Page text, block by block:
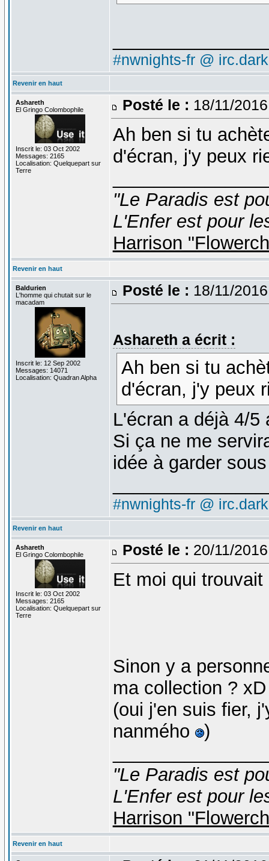
#nwnights-fr @
Revenir en haut
Ashareth
El Gringo Colombophile
Inscrit le: 03 Oct 2002
Messages: 2165
Localisation: Quelquepart sur
Terre
Posté le : 18/11/
Ah ben si tu
d'écran, j'y peux
"Le Paradis est
L'Enfer est pour
Harrison
Revenir en haut
Baldurien
L'homme qui chutait sur le
macadam
Inscrit le: 12 Sep 2002
Messages: 14071
Localisation: Quadran Alpha
Posté le : 18/11/
Ashareth a écrit :
Ah ben si tu
d'écran, j'y peux
L'écran a déjà 4/5
Si ça ne me
idée à garder
#nwnights-fr @
Revenir en haut
Ashareth
El Gringo Colombophile
Inscrit le: 03 Oct 2002
Messages: 2165
Localisation: Quelquepart sur
Terre
Posté le : 20/11/
Et moi qui
Sinon y a
ma collection ? xD
(oui j'en suis fier,
nanmého
)
"Le Paradis est
L'Enfer est pour
Harrison
Revenir en haut